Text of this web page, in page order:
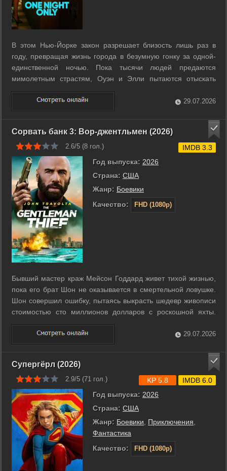
В этом Нью-Йорке закон разрешает близость лишь раз в
году, превращая жизнь города в безумную гонку за одной-
единственной ночью. Пока тысячи людей предаются
мимолетным страстям, Оуэн и Элли пытаются отыскать
среди всеобщего хаоса нечто большее. Оуэн еще не
оправился после болезненного разрыва, а Элли мечтает о
настоящем чувстве вместо случайной ...
29.07.2026
Сорвать банк 3: Вор-джентльмен (2026)
2.6/5 (8 гол.)
Год выпуска: 2026
Страна: США
Жанр: Боевики
Качество:
FHD (1080p)
IMDB 3.3
Бывший мастер краж Мейсон Годдард живет тихой жизнью,
пока его брат Шон не оказывается в смертельной ловушке.
Шон совершил ошибку, пытаясь выкрасть шедевр живописи
стоимостью сто миллионов долларов с роскошной яхты.
Этот дерзкий налет обернулся западней, подстроенной
старым врагом Мейсона. Теперь опытному вору предстоит
вернуться в большой ...
29.07.2026
Супергёрл (2026)
2.9/5 (71 гол.)
Год выпуска: 2026
Страна: США
Жанр: Боевики Приключения
Фантастика
Качество:
FHD (1080p)
KP 5.8 IMDB 6.0